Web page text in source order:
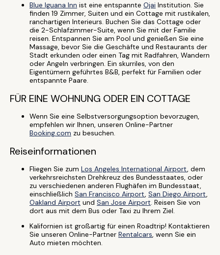
Blue Iguana Inn ist eine entspannte Ojai Institution. Sie
finden 19 Zimmer, Suiten und ein Cottage mit rustikalen,
ranchartigen Interieurs. Buchen Sie das Cottage oder
die 2-Schlafzimmer-Suite, wenn Sie mit der Familie
reisen. Entspannen Sie am Pool und genießen Sie eine
Massage, bevor Sie die Geschäfte und Restaurants der
Stadt erkunden oder einen Tag mit Radfahren, Wandern
oder Angeln verbringen. Ein skurriles, von den
Eigentümern geführtes B&B, perfekt für Familien oder
entspannte Paare.
FÜR EINE WOHNUNG ODER EIN COTTAGE
Wenn Sie eine Selbstversorgungsoption bevorzugen,
empfehlen wir Ihnen, unseren Online-Partner
Booking.com zu besuchen.
Reiseinformationen
Fliegen Sie zum Los Angeles International Airport, dem
verkehrsreichsten Drehkreuz des Bundesstaates, oder
zu verschiedenen anderen Flughäfen im Bundesstaat,
einschließlich San Francisco Airport, San Diego Airport,
Oakland Airport und San Jose Airport. Reisen Sie von
dort aus mit dem Bus oder Taxi zu Ihrem Ziel.
Kalifornien ist großartig für einen Roadtrip! Kontaktieren
Sie unseren Online-Partner Rentalcars, wenn Sie ein
Auto mieten möchten.